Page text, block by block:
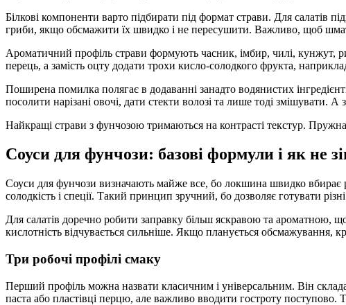
Білкові компоненти варто підбирати під формат страви. Для салатів
гриби, якщо обсмажити їх швидко і не пересушити. Важливо, щоб
Ароматичний профіль страви формують часник, імбир, чилі, кунжут,
перець, а замість оцту додати трохи кисло-солодкого фрукта,
Поширена помилка полягає в додаванні занадто водянистих
посолити нарізані овочі, дати стекти волозі та лише тоді змішувати. А
Найкращі страви з фунчозою тримаються на контрасті текстур.
Соуси для фунчози: базові формули і як не
Соуси для фунчози визначають майже все, бо локшина швидко вбирає
солодкість і спеції. Такий принцип зручний, бо дозволяє готувати
Для салатів доречно робити заправку більш яскравою та ароматною,
кислотність відчувається сильніше. Якщо планується обсмажування,
Три робочі профілі смаку
Перший профіль можна назвати класичним і універсальним. Він
паста або пластівці перцю, але важливо вводити гостроту